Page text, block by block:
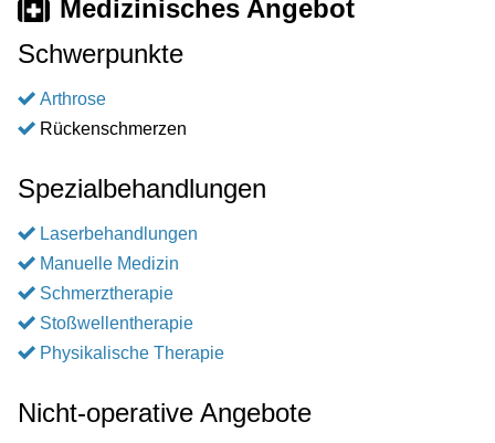
Medizinisches Angebot
Schwerpunkte
Arthrose
Rückenschmerzen
Spezialbehandlungen
Laserbehandlungen
Manuelle Medizin
Schmerztherapie
Stoßwellentherapie
Physikalische Therapie
Nicht-operative Angebote